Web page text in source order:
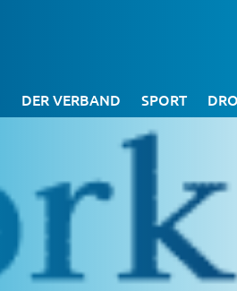
DER VERBAND SPORT